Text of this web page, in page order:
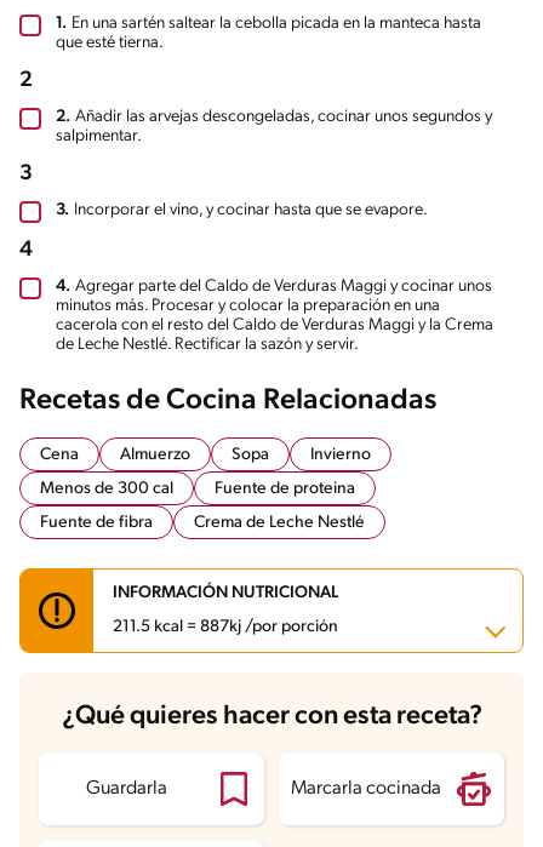
1. En una sartén saltear la cebolla picada en la manteca hasta
que esté tierna.
2
2. Añadir las arvejas descongeladas, cocinar unos segundos y
salpimentar.
3
3. Incorporar el vino, y cocinar hasta que se evapore.
4
4. Agregar parte del Caldo de Verduras Maggi y cocinar unos
minutos más. Procesar y colocar la preparación en una
cacerola con el resto del Caldo de Verduras Maggi y la Crema
de Leche Nestlé. Rectificar la sazón y servir.
Recetas de Cocina Relacionadas
Cena Almuerzo Sopa
Invierno
Menos de 300 cal
Fuente de proteina
Fuente de fibra
Crema de Leche Nestlé
INFORMACIÓN NUTRICIONAL
211.5 kcal = 887kj /por porción
Carbohidratos
12.6 g
Energía 211.5 kcal
Proteína
Grasas saturadas 7.8 g
Sodio 313 mg
¿Qué quieres hacer con esta receta?
Guardarla Marcarla cocinada